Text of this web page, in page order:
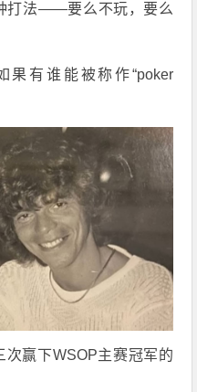
打法——要么不玩，要么
果有谁能被称作“poker
次赢下WSOP主赛冠军的